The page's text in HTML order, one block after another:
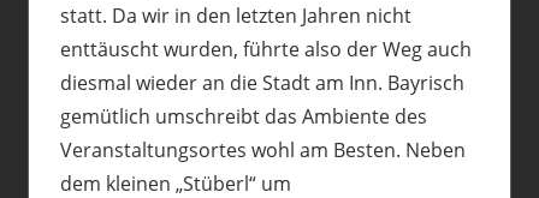
statt. Da wir in den letzten Jahren nicht
enttäuscht wurden, führte also der Weg auch
diesmal wieder an die Stadt am Inn. Bayrisch
gemütlich umschreibt das Ambiente des
Veranstaltungsortes wohl am Besten. Neben
dem kleinen „Stüberl“ um